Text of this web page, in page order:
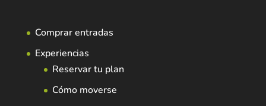
Comprar entradas
Experiencias
Reservar tu plan
Cómo moverse